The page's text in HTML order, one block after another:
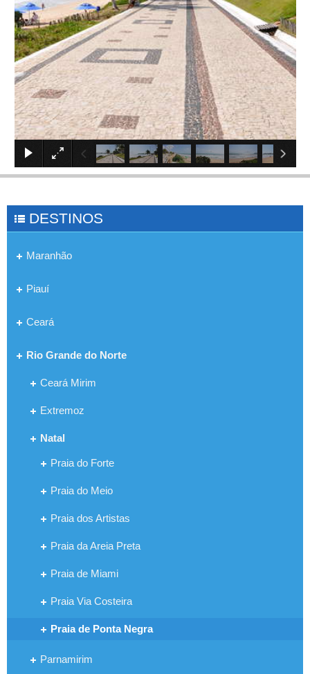
×
DESTINOS
Maranhão
Piauí
Ceará
Rio Grande do Norte
Ceará Mirim
Extremoz
Natal
Praia do Forte
Praia do Meio
Praia dos Artistas
Praia da Areia Preta
Praia de Miami
Praia Via Costeira
Praia de Ponta Negra
Parnamirim